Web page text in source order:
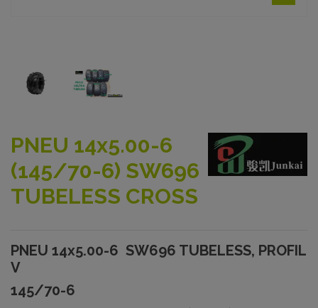
PNEU 14x5.00-6
(145/70-6) SW696
TUBELESS CROSS
PNEU 14x5.00-6 SW696 TUBELESS, PROFIL
V
145/70-6